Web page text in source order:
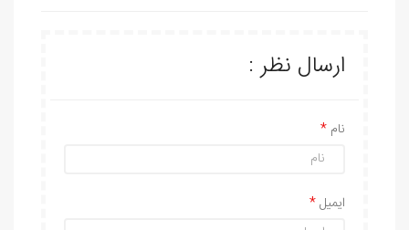
ارسال نظر :
نام
ایمیل